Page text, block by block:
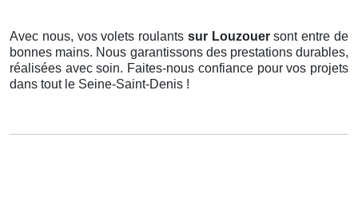
Avec nous, vos volets roulants sur Louzouersont entre de
bonnes mains. Nous garantissons des prestations durables,
réalisées avec soin. Faites-nous confiance pour vos projets
dans tout le Seine-Saint-Denis !